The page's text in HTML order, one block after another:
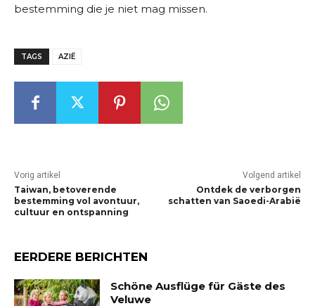
bestemming die je niet mag missen.
TAGS AZIË
Vorig artikel
Taiwan, betoverende
bestemming vol avontuur,
cultuur en ontspanning
Volgend artikel
Ontdek de verborgen
schatten van Saoedi-Arabië
EERDERE BERICHTEN
Schöne Ausflüge für Gäste des
Veluwe